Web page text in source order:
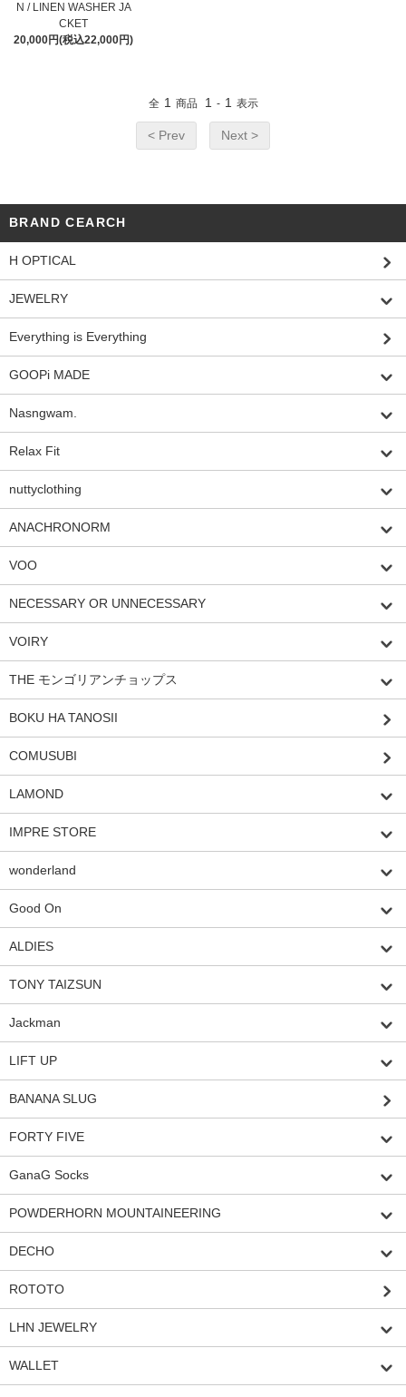
N / LINEN WASHER JA
CKET
20,000円(税込22,000円)
全 1 商品 1 - 1 表示
< Prev Next >
BRAND CEARCH
H OPTICAL
JEWELRY
Everything is Everything
GOOPi MADE
Nasngwam.
Relax Fit
nuttyclothing
ANACHRONORM
VOO
NECESSARY OR UNNECESSARY
VOIRY
THE モンゴリアンチョップス
BOKU HA TANOSII
COMUSUBI
LAMOND
IMPRE STORE
wonderland
Good On
ALDIES
TONY TAIZSUN
Jackman
LIFT UP
BANANA SLUG
FORTY FIVE
GanaG Socks
POWDERHORN MOUNTAINEERING
DECHO
ROTOTO
LHN JEWELRY
WALLET